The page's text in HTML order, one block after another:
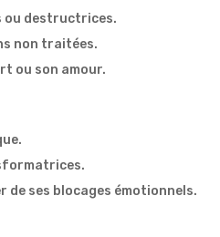
ou destructrices.
non traitées.
ou son amour.
de ses blocages émotionnels.